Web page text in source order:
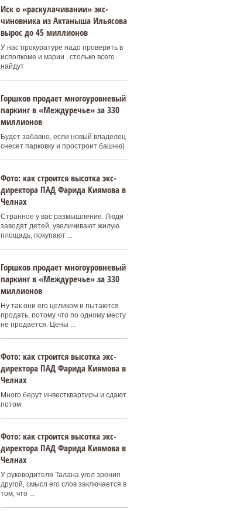
Иск о «раскулачивании» экс-
чиновника из Актаныша Ильясова
вырос до 45 миллионов
У нас прокуратуре надо проверить в
исполкоме и мэрии , столько всего
найдут
Горшков продает многоуровневый
паркинг в «Междуречье» за 330
миллионов
Будет забавно, если новый владелец
снесет парковку и простроит башню)
Фото: как строится высотка экс-
директора ПАД Фарида Киямова в
Челнах
Странное у вас размышление. Люди
заводят детей, увеличивают жилую
площадь, покупают ...
Горшков продает многоуровневый
паркинг в «Междуречье» за 330
миллионов
Ну так они его целиком и пытаются
продать, потому что по одному месту
не продается. Цены ...
Фото: как строится высотка экс-
директора ПАД Фарида Киямова в
Челнах
Много берут инвестквартиры и сдают
потом
Фото: как строится высотка экс-
директора ПАД Фарида Киямова в
Челнах
У руководителя Талана угол зрения
другой, смысл его слов заключается в
том, что ...